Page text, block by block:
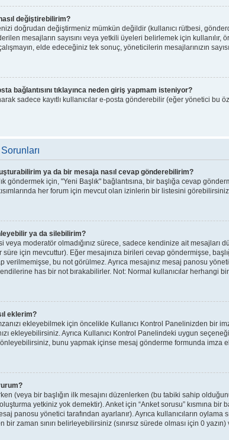
değiştirebilirim?
doğrudan değiştirmeniz mümkün değildir (kullanıcı rütbesi,
mesajların sayısını veya yetkili üyeleri belirlemek için
elde edeceğiniz tek sonuç, yöneticilerin mesajlarınızın
bağlantısını tıklayınca neden giriş yapmam isteniyor?
sadece kayıtlı kullanıcılar e-posta gönderebilir (eğer yönetici
ya da bir mesaja nasıl cevap gönderebilirim?
göndermek için, "Yeni Başlık" bağlantısına, bir başlığa cevap
her forum için mevcut olan izinlerin bir listesini
ya da silebilirim?
veya moderatör olmadığınız sürece, sadece kendinize ait
için mevcuttur). Eğer mesajınıza birileri cevap göndermişse,
verilmemişse, bu not görülmez. Ayrıca mesajınız mesaj panosu
has bir not bırakabilirler. Not: Normal kullanıcılar herhangi
eklerim?
ekleyebilmek için öncelikle Kullanıcı Kontrol Panelinizden bir
ekleyebilirsiniz. Ayrıca Kullanıcı Kontrol Panelindeki uygun
bunu yapmak içinse mesaj gönderme formunda imza
(veya bir başlığın ilk mesajını düzenlerken (bu tabiki sahip
yetkiniz yok demektir). Anket için “Anket sorusu” kısmına
panosu yönetici tarafından ayarlanır). Ayrıca kullanıcıların
zaman sınırı belirleyebilirsiniz (sınırsız sürede olması için 0